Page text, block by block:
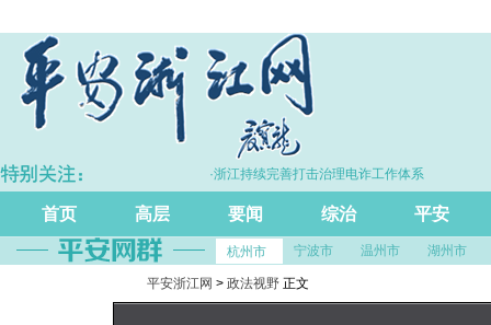
长5.7% ·浙江持续完善打击治理电诈工作体系
首页 高层 要闻 综治 平安
杭州市 宁波市 温州市 湖州市
平安浙江网 > 政法视野 正文